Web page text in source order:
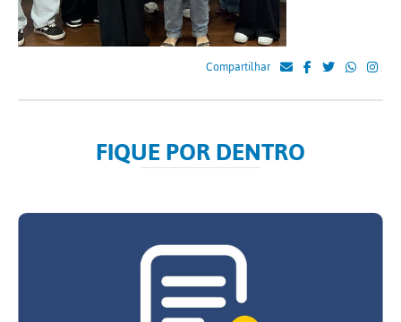
Compartilhar
FIQUE POR DENTRO